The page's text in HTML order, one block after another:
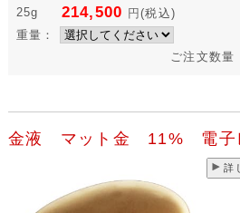
25g
214,500 円(税込)
重量：
ご注文数量
金液 マット金 11% 電子
詳